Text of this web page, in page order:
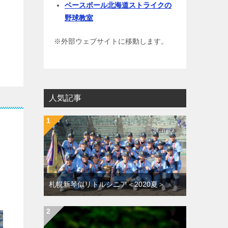
ベースボール北海道ストライクの
野球教室
※外部ウェブサイトに移動します。
人気記事
札幌新琴似リトルシニア＜2020夏＞